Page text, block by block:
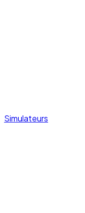
Simulateurs